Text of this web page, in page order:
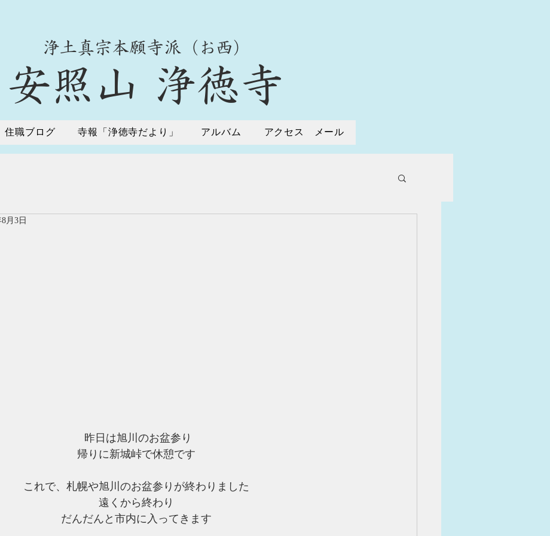
​浄土真宗本願寺派（お西）
​安照山 浄徳寺
住職ブログ 寺報「浄徳寺だより」 アルバム アクセス メール
月3日
昨日は旭川のお盆参り
帰りに新城峠で休憩です
これで、札幌や旭川のお盆参りが終わりました
遠くから終わり
だんだんと市内に入ってきます